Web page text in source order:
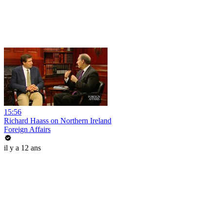
15:56
Richard Haass on Northern Ireland
Foreign Affairs
il y a 12 ans